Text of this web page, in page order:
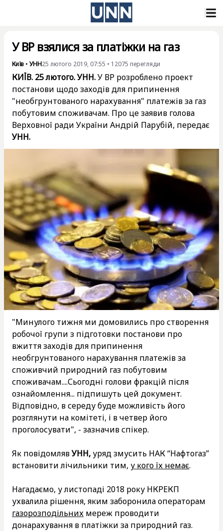
У ВР взялися за платіжки на газ
Київ • УНН25 лютого 2019, 07:55 • 12075 перегляди
КИЇВ. 25 лютого. УНН.У ВР розроблено проект
постанови щодо заходів для припинення
"необгрунтованого нарахування" платежів за газ
побутовим споживачам. Про це заявив голова
Верховної ради України Андрій Парубій, передає
УНН.
"Минулого тижня ми домовились про створення
робочої групи з підготовки постанови про
вжиття заходів для припинення
необгрунтованого нарахування платежів за
споживчий природний газ побутовим
споживачам....Сьогодні голови фракцій після
ознайомлення... підпишуть цей документ.
Відповідно, в середу буде можливість його
розглянути на комітеті, і в четвер його
проголосувати", - зазначив спікер.
Як повідомлявУНН, уряд змусить НАК “Нафтогаз”
встановити лічильники тим, у кого їх немає.
Нагадаємо, у листопаді 2018 року НКРЕКП
ухвалила рішення, яким заборонила операторам
газорозподільних мереж проводити
донарахування в платіжки за природний газ.